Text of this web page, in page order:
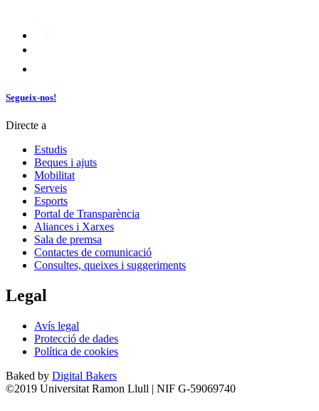
Segueix-nos!
Directe a
Estudis
Beques i ajuts
Mobilitat
Serveis
Esports
Portal de Transparència
Aliances i Xarxes
Sala de premsa
Contactes de comunicació
Consultes, queixes i suggeriments
Legal
Avís legal
Protecció de dades
Política de cookies
Baked by Digital Bakers
©2019 Universitat Ramon Llull | NIF G-59069740